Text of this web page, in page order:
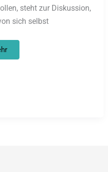
steht zur Diskussion,
sich selbst